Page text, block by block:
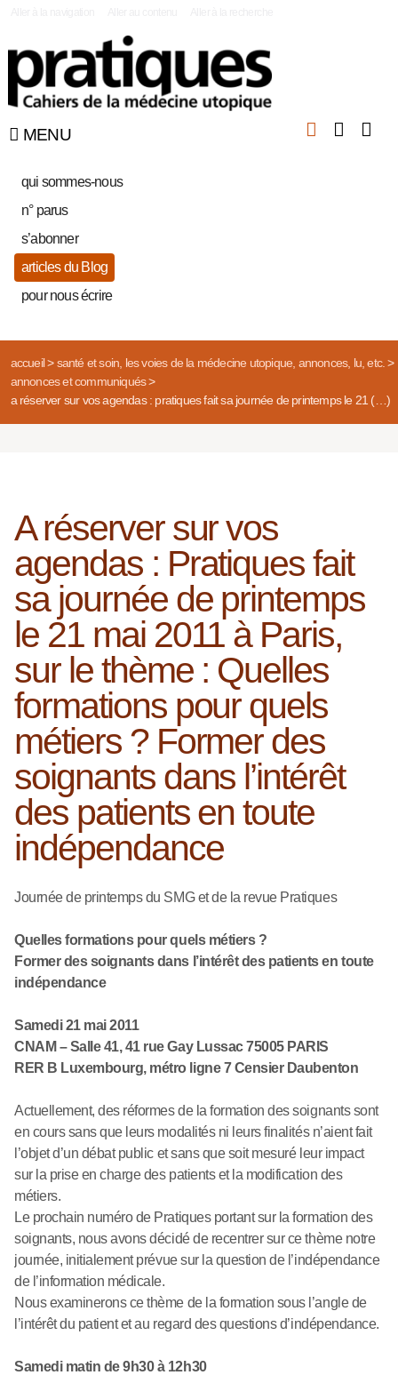
MENU
qui sommes-nous
n° parus
s’abonner
articles du Blog
pour nous écrire
accueil> santé et soin, les voies de la médecine utopique, annonces, lu, etc.>
annonces et communiqués>
a réserver sur vos agendas : pratiques fait sa journée de printemps le 21 (…)
A réserver sur vos
agendas : Pratiques fait
sa journée de printemps
le 21 mai 2011 à Paris,
sur le thème : Quelles
formations pour quels
métiers ? Former des
soignants dans l’intérêt
des patients en toute
indépendance
Journée de printemps du SMG et de la revue Pratiques
Quelles formations pour quels métiers ?
Former des soignants dans l’intérêt des patients en toute
indépendance
Samedi 21 mai 2011
CNAM – Salle 41, 41 rue Gay Lussac 75005 PARIS
RER B Luxembourg, métro ligne 7 Censier Daubenton
Actuellement, des réformes de la formation des soignants sont
en cours sans que leurs modalités ni leurs finalités n’aient fait
l’objet d’un débat public et sans que soit mesuré leur impact
sur la prise en charge des patients et la modification des
métiers.
Le prochain numéro de Pratiques portant sur la formation des
soignants, nous avons décidé de recentrer sur ce thème notre
journée, initialement prévue sur la question de l’indépendance
de l’information médicale.
Nous examinerons ce thème de la formation sous l’angle de
l’intérêt du patient et au regard des questions d’indépendance.
Samedi matin de 9h30 à 12h30